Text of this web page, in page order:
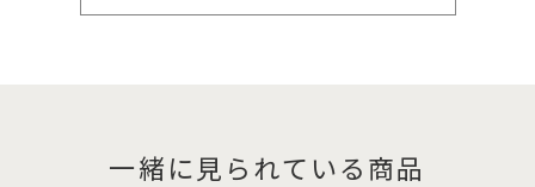
一緒に見られている商品